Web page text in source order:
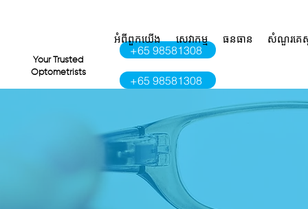
Your Trusted
Optometrists
+65 98581308
+65 98581308
អំពី​ពួក​យើង សេវាកម្ម ធនធាន សំណួរគេ